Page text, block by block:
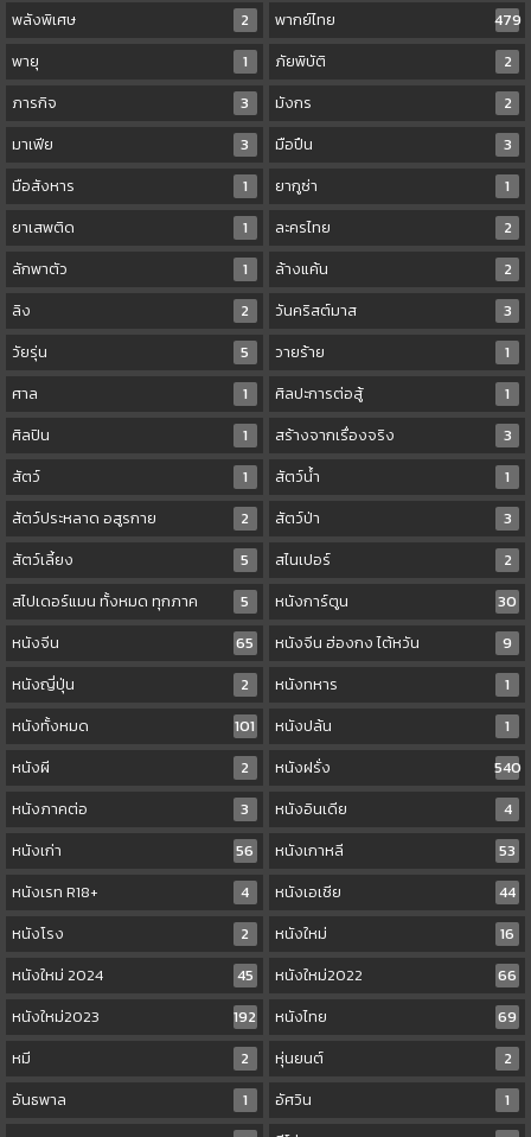
พลังพิเศษ
2 พากย์ไทย
479
พายุ
1 ภัยพิบัติ
2
ภารกิจ
3 มังกร
2
มาเฟีย
3 มือปืน
3
มือสังหาร
1 ยากูซ่า
1
ยาเสพติด
1 ละครไทย
2
ลักพาตัว
1 ล้างแค้น
2
ลิง
2 วันคริสต์มาส
3
วัยรุ่น
5 วายร้าย
1
ศาล
1 ศิลปะการต่อสู้
1
ศิลปิน
1 สร้างจากเรื่องจริง
3
สัตว์
1 สัตว์น้ำ
1
สัตว์ประหลาด อสูรกาย
2 สัตว์ป่า
3
สัตว์เลี้ยง
5 สไนเปอร์
2
สไปเดอร์แมน ทั้งหมด ทุกภาค
5 หนังการ์ตูน
30
หนังจีน
65 หนังจีน ฮ่องกง ไต้หวัน
9
หนังญี่ปุ่น
2 หนังทหาร
1
หนังทั้งหมด
101 หนังปล้น
1
หนังผี
2 หนังฝรั่ง
540
หนังภาคต่อ
3 หนังอินเดีย
4
หนังเก่า
56 หนังเกาหลี
53
หนังเรท R18+
4 หนังเอเชีย
44
หนังโรง
2 หนังใหม่
16
หนังใหม่ 2024
45 หนังใหม่2022
66
หนังใหม่2023
192 หนังไทย
69
หมี
2 หุ่นยนต์
2
อันธพาล
1 อัศวิน
1